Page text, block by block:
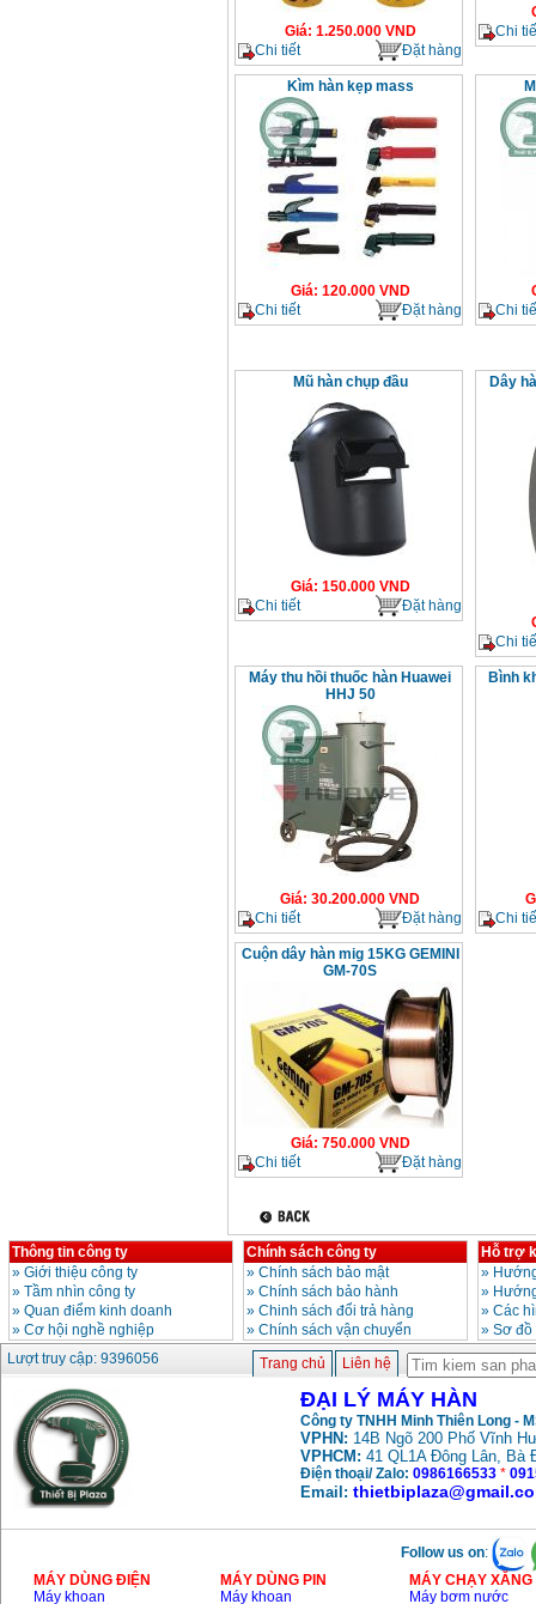
Giá: 1.250.000VND
Chi tiết
Đặt hàng
Chi
Kìm hàn kẹp mass
Giá: 120.000VND
Chi tiết
Đặt hàng
Chi
Mũ hàn chụp đầu
Giá: 150.000VND
Chi tiết
Đặt hàng
Dây
Chi
Máy thu hồi thuốc hàn Huawei
HHJ 50
Giá: 30.200.000 VND
Chi tiết
Đặt hàng
Bình
Chi
Cuộn dây hàn mig 15KG GEMINI
GM-70S
Giá: 750.000VND
Chi tiết
Đặt hàng
Thông tin công ty
» Giới thiệu công ty
» Tầm nhìn công ty
» Quan điểm kinh doanh
» Cơ hội nghề nghiệp
Chính sách công ty
» Chính sách bảo mật
» Chính sách bảo hành
» Chinh sách đổi trả hàng
» Chính sách vận chuyển
Hỗ trợ
»
»
» Các
» Sơ
Lượt truy cập: 9396056
Trang chủ Liên hệ
ĐẠI LÝ MÁY HÀN
Công ty TNHH Minh Thiên Long -
VPHN: 14B Ngõ 200 Phố Vĩnh
VPHCM: 41 QL1A Đông Lân, Bà
Điện thoại/ Zalo: 0986166533 *
Email:
Follow us on:
MÁY DÙNG ĐIỆN
Máy khoan
MÁY DÙNG PIN
Máy khoan
MÁY CHẠY
Máy bơm nước